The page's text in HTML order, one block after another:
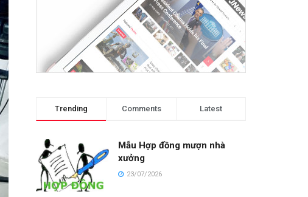
Trending Comments Latest
Mẫu Hợp đồng mượn nhà
xưởng
23/07/2026